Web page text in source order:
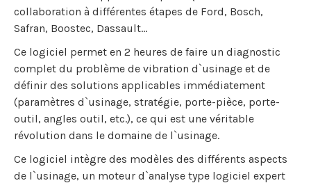
collaboration à différentes étapes de Ford, Bosch,
Safran, Boostec, Dassault...
Ce logiciel permet en 2 heures de faire un diagnostic
complet du problème de vibration d`usinage et de
définir des solutions applicables immédiatement
(paramètres d`usinage, stratégie, porte-pièce, porte-
outil, angles outil, etc.), ce qui est une véritable
révolution dans le domaine de l`usinage.
Ce logiciel intègre des modèles des différents aspects
de l`usinage, un moteur d`analyse type logiciel expert